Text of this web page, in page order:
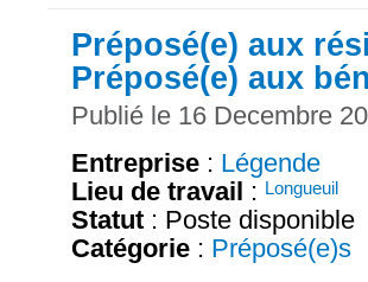
Préposé(e) aux
Préposé(e) aux
Publié le 16 Decembre
Entreprise : Légende
Lieu de travail : Longueuil
Statut : Poste disponible
Catégorie : Préposé(e)s